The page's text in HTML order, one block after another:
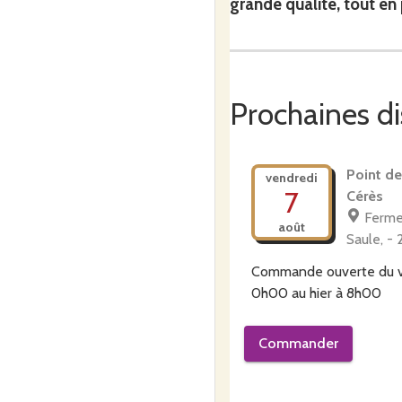
, les 180
céréales (blé de variétés
Côté meunerie, la ferme
une partie importante de
types de farine
Côté fournil , le boulanger
l’épeautre, complet, à la
Prochaines
vendredi
7
août
Point
Cérès
Saule, -
Commande ouverte du
0h00 au hier à 8h00
Commander